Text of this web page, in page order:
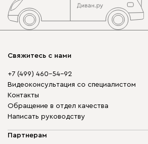
Свяжитесь с нами
+7 (499) 460-54-92
Видеоконсультация со специалистом
Контакты
Обращение в отдел качества
Написать руководству
Партнерам